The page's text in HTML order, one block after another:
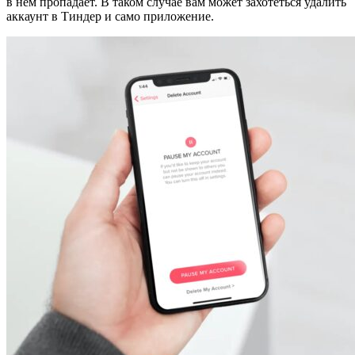
аккаунт в Тиндер и само приложение.